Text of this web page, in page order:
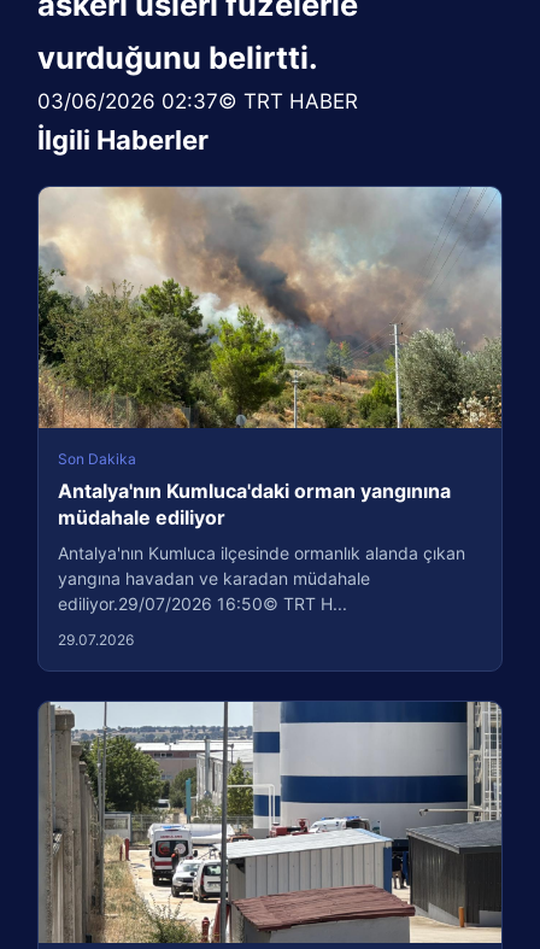
vurduğunu belirtti.
03/06/2026 02:37© TRT HABER
İlgili Haberler
Son Dakika
Antalya'nın Kumluca'daki orman yangınına
müdahale ediliyor
Antalya'nın Kumluca ilçesinde ormanlık alanda çıkan
yangına havadan ve karadan müdahale
ediliyor.29/07/2026 16:50© TRT H...
29.07.2026